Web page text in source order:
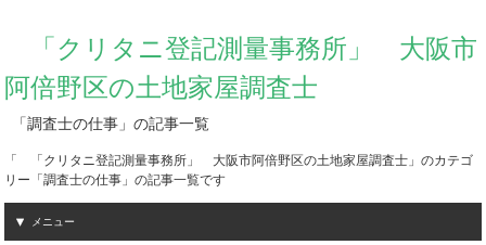
「クリタニ登記測量事務所」 大阪市
阿倍野区の土地家屋調査士
「調査士の仕事」の記事一覧
「 「クリタニ登記測量事務所」 大阪市阿倍野区の土地家屋調査士」のカテゴ
リー「調査士の仕事」の記事一覧です
メニュー